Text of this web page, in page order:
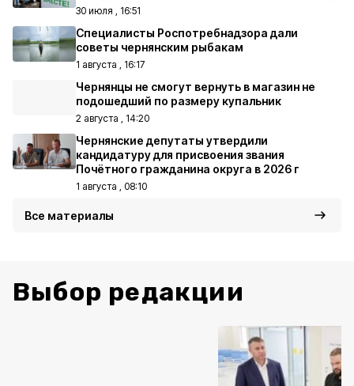
30 июля , 16:51
Специалисты Роспотребнадзора дали
советы чернянским рыбакам
1 августа , 16:17
Чернянцы не смогут вернуть в магазин не
подошедший по размеру купальник
2 августа , 14:20
Чернянские депутаты утвердили
кандидатуру для присвоения звания
Почётного гражданина округа в 2026 г
1 августа , 08:10
Все материалы
Выбор редакции